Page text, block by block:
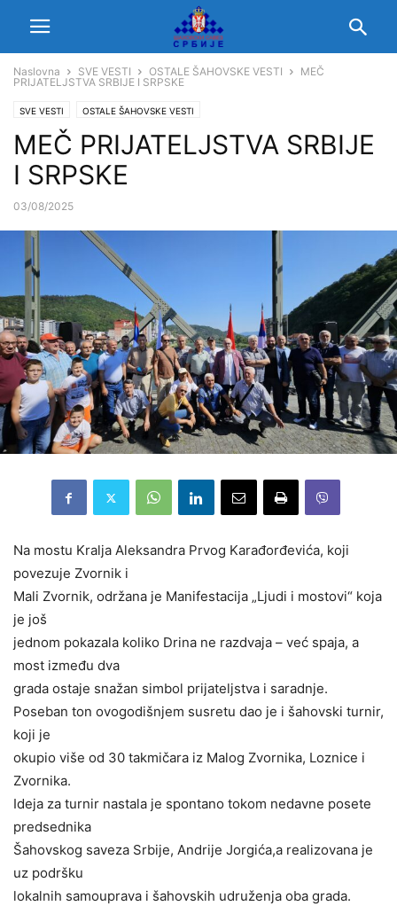
Naslovna SVE VESTI OSTALE ŠAHOVSKE VESTI
MEČ
PRIJATELJSTVA SRBIJE I SRPSKE
SVE VESTI OSTALE ŠAHOVSKE VESTI
MEČ PRIJATELJSTVA SRBIJE
I SRPSKE
03/08/2025
Na mostu Kralja Aleksandra Prvog Karađorđevića, koji
povezuje Zvornik i
Mali Zvornik, održana je Manifestacija „Ljudi i mostovi“ koja
je još
jednom pokazala koliko Drina ne razdvaja – već spaja, a
most između dva
grada ostaje snažan simbol prijateljstva i saradnje.
Poseban ton ovogodišnjem susretu dao je i šahovski turnir,
koji je
okupio više od 30 takmičara iz Malog Zvornika, Loznice i
Zvornika.
Ideja za turnir nastala je spontano tokom nedavne posete
predsednika
Šahovskog saveza Srbije, Andrije Jorgića,a realizovana je
uz podršku
lokalnih samouprava i šahovskih udruženja oba grada.